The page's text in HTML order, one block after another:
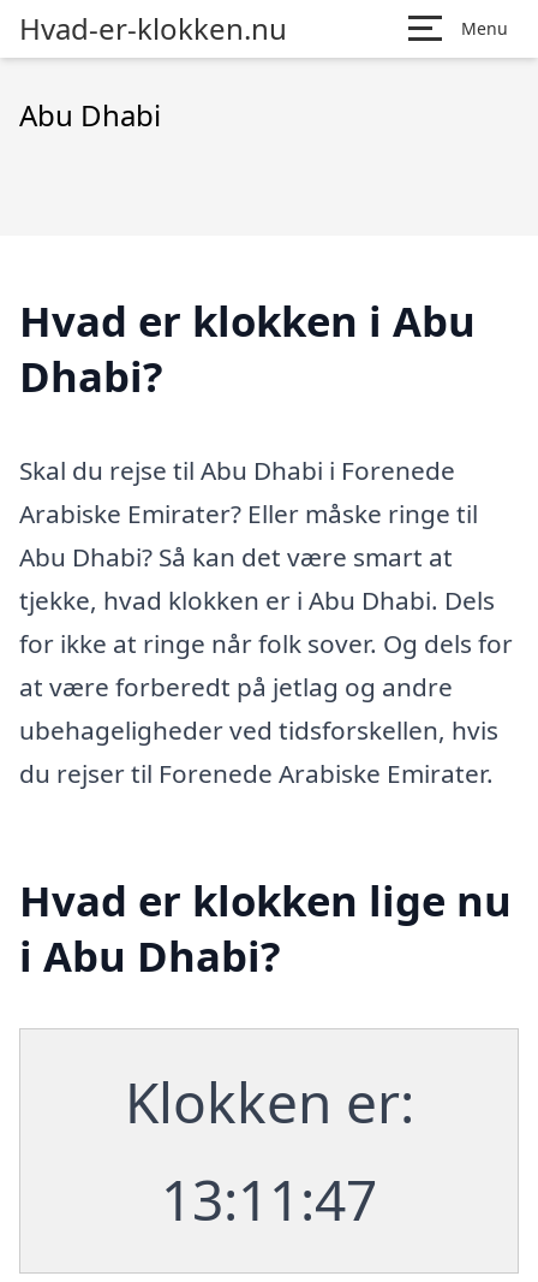
Hvad-er-klokken.nu Menu
Abu Dhabi
Hvad er klokken i Abu
Dhabi?
Skal du rejse til Abu Dhabi i Forenede
Arabiske Emirater? Eller måske ringe til
Abu Dhabi? Så kan det være smart at
tjekke, hvad klokken er i Abu Dhabi. Dels
for ikke at ringe når folk sover. Og dels for
at være forberedt på jetlag og andre
ubehageligheder ved tidsforskellen, hvis
du rejser til Forenede Arabiske Emirater.
Hvad er klokken lige nu
i Abu Dhabi?
Klokken er:
13:11:48